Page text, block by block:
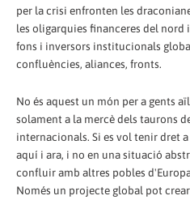
per la crisi enfronten les
les oligarquies financeres del
fons i inversors institucionals
confluències, aliances, fronts.
No és aquest un món per a gents
solament a la mercè dels taurons
internacionals. Si es vol tenir dret
aquí i ara, i no en una situació
confluir amb altres pobles
Només un projecte global pot